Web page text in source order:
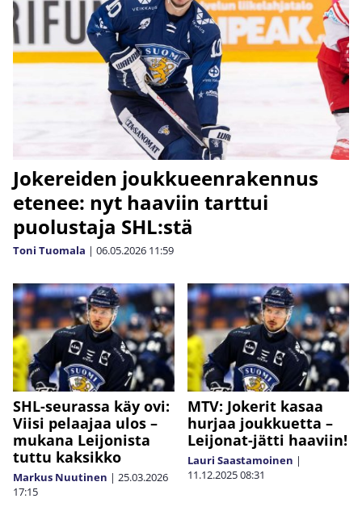
Jokereiden joukkueenrakennus
etenee: nyt haaviin tarttui
puolustaja SHL:stä
Toni Tuomala | 06.05.2026 11:59
SHL-seurassa käy ovi:
Viisi pelaajaa ulos –
mukana Leijonista
tuttu kaksikko
Markus Nuutinen | 25.03.2026
17:15
MTV: Jokerit kasaa
hurjaa joukkuetta –
Leijonat-jätti haaviin!
Lauri Saastamoinen |
11.12.202508:31